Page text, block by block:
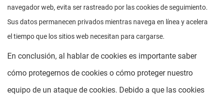
navegador web, evita ser rastreado por las cookies de seguimiento.
Sus datos permanecen privados mientras navega en línea y acelera
el tiempo que los sitios web necesitan para cargarse.
En conclusión, al hablar de cookies es importante saber
cómo protegernos de cookies o cómo proteger nuestro
equipo de un ataque de cookies. Debido a que las cookies